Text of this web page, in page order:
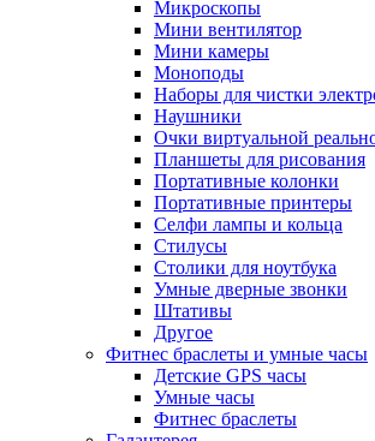
Микроскопы
Мини вентилятор
Мини камеры
Моноподы
Наборы для чистки
Наушники
Очки виртуальной
Планшеты для рисования
Портативные колонки
Портативные принтеры
Селфи лампы и кольца
Стилусы
Столики для ноутбука
Умные дверные звонки
Штативы
Другое
Фитнес браслеты и умные часы
Детские GPS часы
Умные часы
Фитнес браслеты